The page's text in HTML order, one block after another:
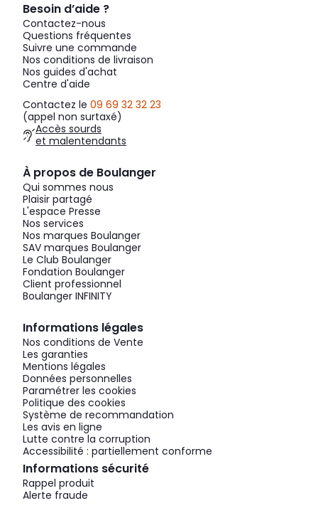
Besoin d’aide ?
Contactez-nous
Questions fréquentes
Suivre une commande
Nos conditions de livraison
Nos guides d'achat
Centre d'aide
Contactez le 09 69 32 32 23
(appel non surtaxé)
Accès sourds
et malentendants
À propos de Boulanger
Qui sommes nous
Plaisir partagé
L'espace Presse
Nos services
Nos marques Boulanger
SAV marques Boulanger
Le Club Boulanger
Fondation Boulanger
Client professionnel
Boulanger INFINITY
Informations légales
Nos conditions de Vente
Les garanties
Mentions légales
Données personnelles
Paramétrer les cookies
Politique des cookies
Système de recommandation
Les avis en ligne
Lutte contre la corruption
Accessibilité : partiellement conforme
Informations sécurité
Rappel produit
Alerte fraude